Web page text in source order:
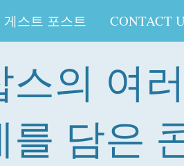
게스트 포스트 CONTACT
스의 여러
를 담은